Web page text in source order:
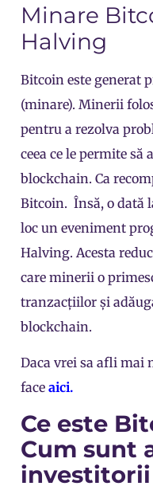
Minare
Halving
Bitcoin este generat
(minare). Minerii
pentru a rezolva
ceea ce le permite să
blockchain. Ca
Bitcoin. Însă, o dată
loc un eveniment
Halving. Acesta
care minerii o
tranzacțiilor și
blockchain.
Daca vrei sa afli mai
face aici.
Ce este
Cum sunt